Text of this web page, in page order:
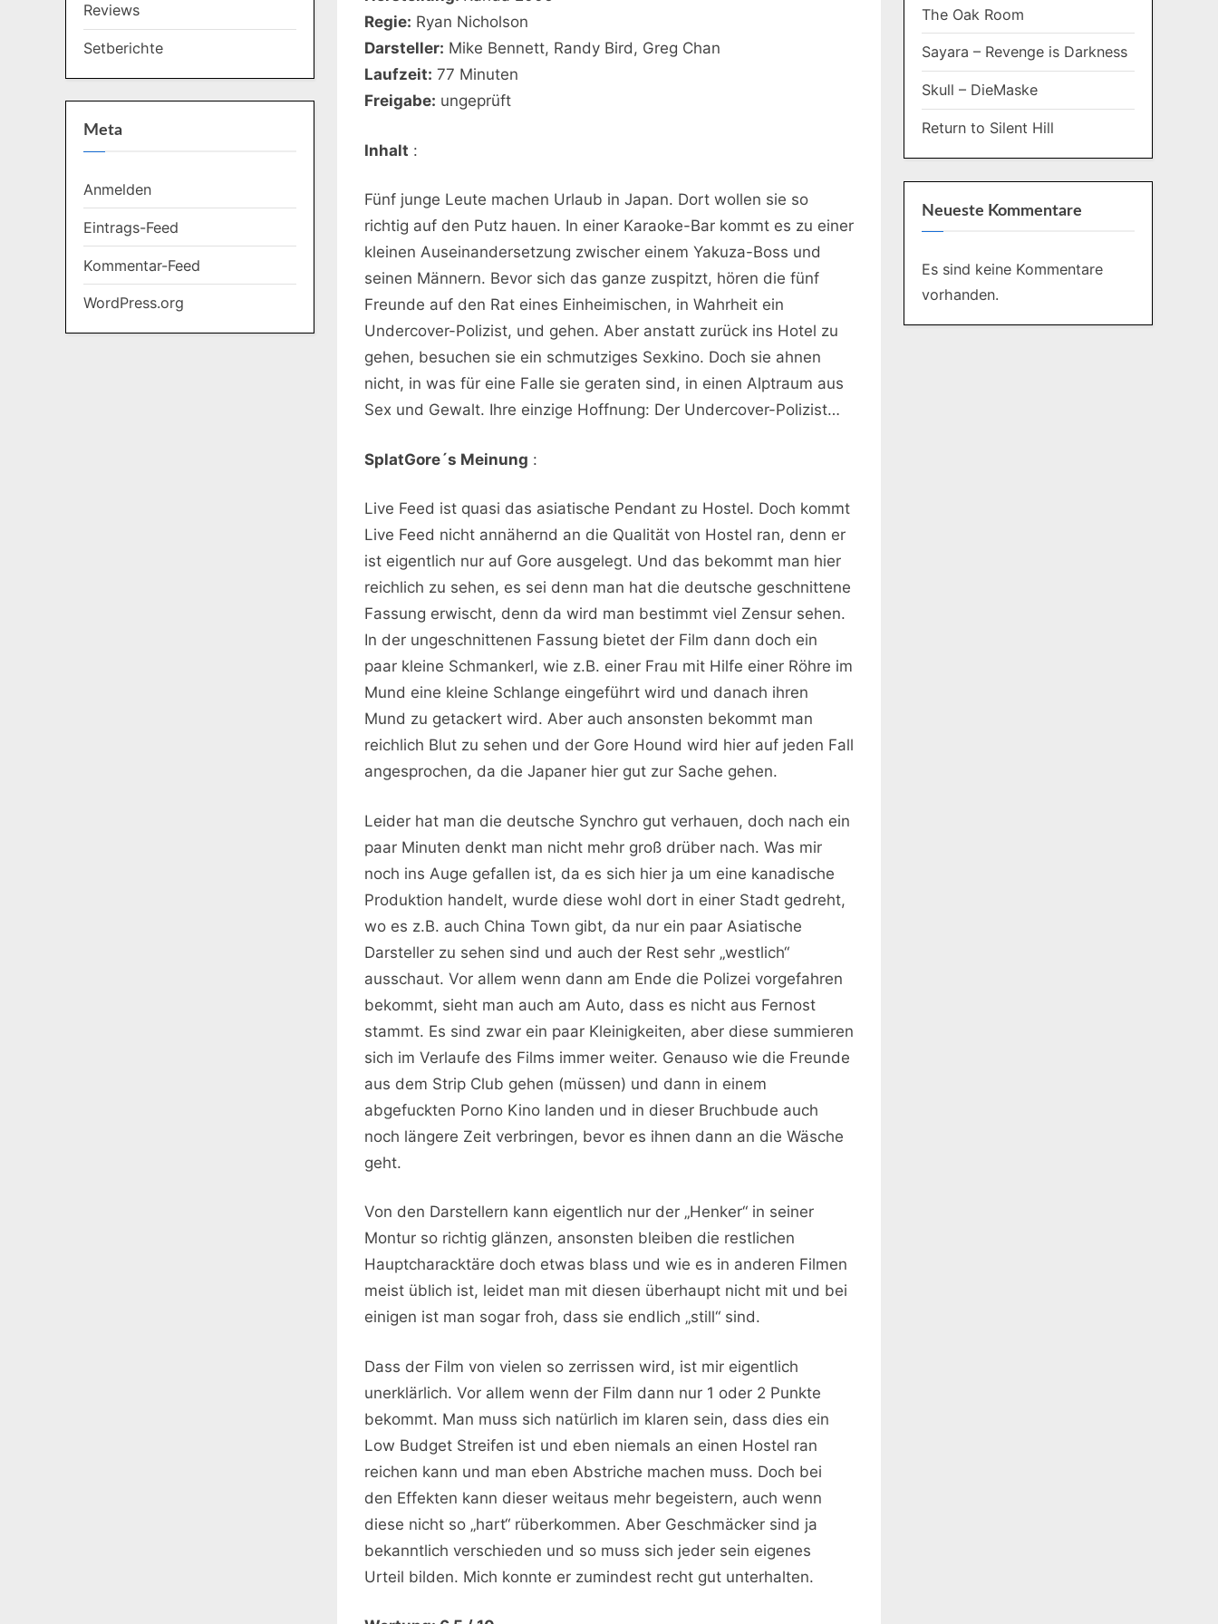
Regie: Ryan Nicholson
Darsteller: Mike Bennett, Randy Bird, Greg Chan
Laufzeit: 77 Minuten
Freigabe: ungeprüft
Inhalt :
Fünf junge Leute machen Urlaub in Japan. Dort wollen sie so
richtig auf den Putz hauen. In einer Karaoke-Bar kommt es zu einer
kleinen Auseinandersetzung zwischer einem Yakuza-Boss und
seinen Männern. Bevor sich das ganze zuspitzt, hören die fünf
Freunde auf den Rat eines Einheimischen, in Wahrheit ein
Undercover-Polizist, und gehen. Aber anstatt zurück ins Hotel zu
gehen, besuchen sie ein schmutziges Sexkino. Doch sie ahnen
nicht, in was für eine Falle sie geraten sind, in einen Alptraum aus
Sex und Gewalt. Ihre einzige Hoffnung: Der Undercover-Polizist…
SplatGore´s Meinung :
Live Feed ist quasi das asiatische Pendant zu Hostel. Doch kommt
Live Feed nicht annähernd an die Qualität von Hostel ran, denn er
ist eigentlich nur auf Gore ausgelegt. Und das bekommt man hier
reichlich zu sehen, es sei denn man hat die deutsche geschnittene
Fassung erwischt, denn da wird man bestimmt viel Zensur sehen.
In der ungeschnittenen Fassung bietet der Film dann doch ein
paar kleine Schmankerl, wie z.B. einer Frau mit Hilfe einer Röhre im
Mund eine kleine Schlange eingeführt wird und danach ihren
Mund zu getackert wird. Aber auch ansonsten bekommt man
reichlich Blut zu sehen und der Gore Hound wird hier auf jeden Fall
angesprochen, da die Japaner hier gut zur Sache gehen.
Leider hat man die deutsche Synchro gut verhauen, doch nach ein
paar Minuten denkt man nicht mehr groß drüber nach. Was mir
noch ins Auge gefallen ist, da es sich hier ja um eine kanadische
Produktion handelt, wurde diese wohl dort in einer Stadt gedreht,
wo es z.B. auch China Town gibt, da nur ein paar Asiatische
Darsteller zu sehen sind und auch der Rest sehr „westlich“
ausschaut. Vor allem wenn dann am Ende die Polizei vorgefahren
bekommt, sieht man auch am Auto, dass es nicht aus Fernost
stammt. Es sind zwar ein paar Kleinigkeiten, aber diese summieren
sich im Verlaufe des Films immer weiter. Genauso wie die Freunde
aus dem Strip Club gehen (müssen) und dann in einem
abgefuckten Porno Kino landen und in dieser Bruchbude auch
noch längere Zeit verbringen, bevor es ihnen dann an die Wäsche
geht.
Von den Darstellern kann eigentlich nur der „Henker“ in seiner
Montur so richtig glänzen, ansonsten bleiben die restlichen
Hauptcharacktäre doch etwas blass und wie es in anderen Filmen
meist üblich ist, leidet man mit diesen überhaupt nicht mit und bei
einigen ist man sogar froh, dass sie endlich „still“ sind.
Dass der Film von vielen so zerrissen wird, ist mir eigentlich
unerklärlich. Vor allem wenn der Film dann nur 1 oder 2 Punkte
bekommt. Man muss sich natürlich im klaren sein, dass dies ein
Low Budget Streifen ist und eben niemals an einen Hostel ran
reichen kann und man eben Abstriche machen muss. Doch bei
den Effekten kann dieser weitaus mehr begeistern, auch wenn
diese nicht so „hart“ rüberkommen. Aber Geschmäcker sind ja
bekanntlich verschieden und so muss sich jeder sein eigenes
Urteil bilden. Mich konnte er zumindest recht gut unterhalten.
Reviews
Setberichte
Meta
Anmelden
Eintrags-Feed
Kommentar-Feed
WordPress.org
The Oak Room
Sayara – Revenge is Darkness
Skull – DieMaske
Return to Silent Hill
Neueste Kommentare
Es sind keine Kommentare
vorhanden.